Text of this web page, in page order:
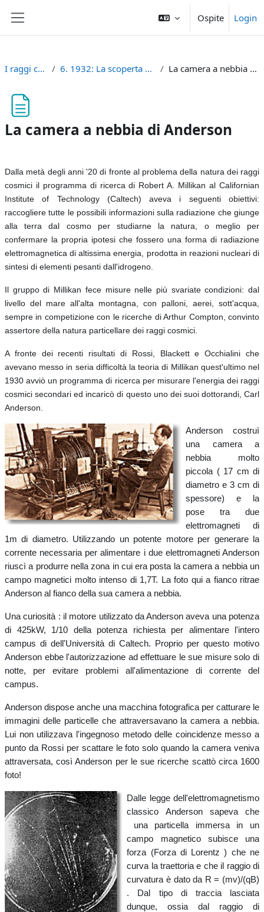
Ospite Login
I raggi cosmici 6. 1932: La scoperta del positrone La camera a nebbia di Anderson
La camera a nebbia di Anderson
Dalla metà degli anni '20 di fronte al problema della natura dei raggi
cosmici il programma di ricerca di Robert A. Millikan al Californian
Institute of Technology (Caltech) aveva i seguenti obiettivi:
raccogliere tutte le possibili informazioni sulla radiazione che giunge
alla terra dal cosmo per studiarne la natura, o meglio per
confermare la propria ipotesi che fossero una forma di radiazione
elettromagnetica di altissima energia, prodotta in reazioni nucleari di
sintesi di elementi pesanti dall'idrogeno.
Il gruppo di Millikan fece misure nelle più svariate condizioni: dal
livello del mare all'alta montagna, con palloni, aerei, sott'acqua,
sempre in competizione con le ricerche di Arthur Compton, convinto
assertore della natura particellare dei raggi cosmici.
A fronte dei recenti risultati di Rossi, Blackett e Occhialini che
avevano messo in seria difficoltà la teoria di Millikan quest'ultimo nel
1930 avviò un programma di ricerca per misurare l'energia dei raggi
cosmici secondari ed incaricò di questo uno dei suoi dottorandi, Carl
Anderson.
Anderson costruì
una camera a
nebbia molto
piccola ( 17 cm di
diametro e 3 cm di
spessore) e la
pose tra due
elettromagneti di
1m di diametro. Utilizzando un potente motore per generare la
corrente necessaria per alimentare i due elettromagneti Anderson
riuscì a produrre nella zona in cui era posta la camera a nebbia un
campo magnetici molto intenso di 1,7T. La foto qui a fianco ritrae
Anderson al fianco della sua camera a nebbia.
Una curiosità : il motore utilizzato da Anderson aveva una potenza
di 425kW, 1/10 della potenza richiesta per alimentare l'intero
campus di dell'Università di Caltech. Proprio per questo motivo
Anderson ebbe l'autorizzazione ad effettuare le sue misure solo di
notte, per evitare problemi all'alimentazione di corrente del
campus.
Anderson dispose anche una macchina fotografica per catturare le
immagini delle particelle che attraversavano la camera a nebbia.
Lui non utilizzava l'ingegnoso metodo delle coincidenze messo a
punto da Rossi per scattare le foto solo quando la camera veniva
attraversata, così Anderson per le sue ricerche scattò circa 1600
foto!
Dalle legge dell'elettromagnetismo
classico Anderson sapeva che
una particella immersa in un
campo magnetico subisce una
forza (Forza di Lorentz ) che ne
curva la traettoria e che il raggio di
curvatura è dato da R = (mv)/(qB)
. Dal tipo di traccia lasciata
dunque, ossia dal raggio di